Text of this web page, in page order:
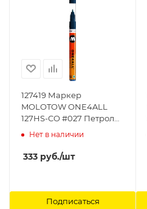
127419 Маркер
MOLOTOW ONE4ALL
127HS-CO #027 Петрол
1,5 мм MOLOTOW
Нет в наличии
333 руб./шт
Подписаться